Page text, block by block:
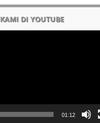
KAMI DI YOUTUBE
01:12